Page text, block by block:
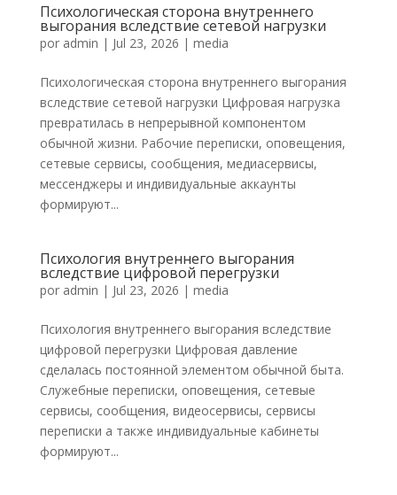
Психологическая сторона внутреннего
выгорания вследствие сетевой нагрузки
por admin | Jul 23, 2026 | media
Психологическая сторона внутреннего выгорания
вследствие сетевой нагрузки Цифровая нагрузка
превратилась в непрерывной компонентом
обычной жизни. Рабочие переписки, оповещения,
сетевые сервисы, сообщения, медиасервисы,
мессенджеры и индивидуальные аккаунты
формируют...
Психология внутреннего выгорания
вследствие цифровой перегрузки
por admin | Jul 23, 2026 | media
Психология внутреннего выгорания вследствие
цифровой перегрузки Цифровая давление
сделалась постоянной элементом обычной быта.
Служебные переписки, оповещения, сетевые
сервисы, сообщения, видеосервисы, сервисы
переписки а также индивидуальные кабинеты
формируют...